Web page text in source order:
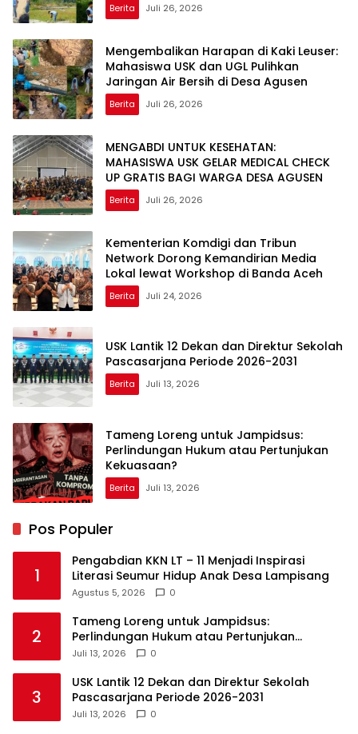
Berita Juli 26, 2026
Mengembalikan Harapan di Kaki Leuser:
Mahasiswa USK dan UGL Pulihkan
Jaringan Air Bersih di Desa Agusen
Berita Juli 26, 2026
MENGABDI UNTUK KESEHATAN:
MAHASISWA USK GELAR MEDICAL CHECK
Berita Juli 26, 2026
Kementerian Komdigi dan Tribun
Network Dorong Kemandirian Media
Lokal lewat Workshop di Banda Aceh
Berita Juli 24, 2026
USK Lantik 12 Dekan dan Direktur Sekolah
Pascasarjana Periode 2026-2031
Berita Juli 13, 2026
Tameng Loreng untuk Jampidsus:
Perlindungan Hukum atau Pertunjukan
Kekuasaan?
Berita Juli 13, 2026
Pos Populer
1
Pengabdian KKN LT – 11 Menjadi Inspirasi
Literasi Seumur Hidup Anak Desa Lampisang
Agustus 5, 2026 0
2
Tameng Loreng untuk Jampidsus:
Perlindungan Hukum atau Pertunjukan
Kekuasaan?
Juli 13, 2026 0
3
USK Lantik 12 Dekan dan Direktur Sekolah
Pascasarjana Periode 2026-2031
Juli 13, 2026 0